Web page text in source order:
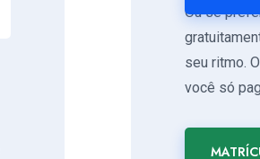
Ou se
seu ritmo.
você só